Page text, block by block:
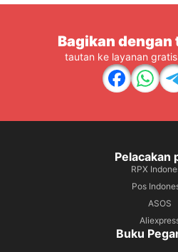
Bagikan dengan
tautan ke layanan
Pelacakan
RPX
Pos
ASOS
Buku